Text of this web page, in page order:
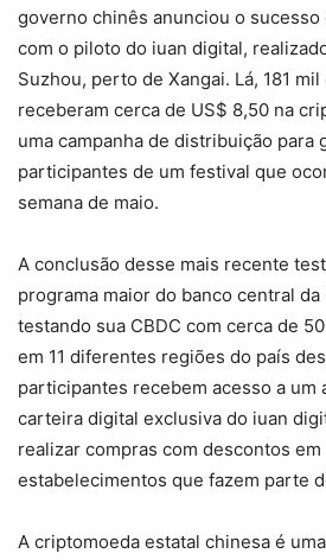
governo chinês anunciou o
com o piloto do iuan digital,
Suzhou, perto de Xangai. Lá, 181
receberam cerca de US$ 8,50 na
uma campanha de distribuição para
participantes de um festival que
semana de maio.
A conclusão desse mais recente
programa maior do banco central da
testando sua CBDC com cerca de
em 11 diferentes regiões do país
participantes recebem acesso a um
carteira digital exclusiva do iuan
realizar compras com descontos
estabelecimentos que fazem parte
A criptomoeda estatal chinesa é